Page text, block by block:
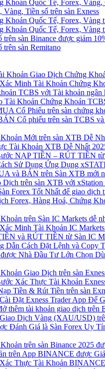
Khoán Quốc Tế, Forex, Vàng,
Tiền số trên sàn Exness
Khoán Quốc Tế, Forex, Vàng
Khoán Quốc Tế, Forex, Vàng
sàn Binance được giảm
trên sàn Remitano
Khoản Giao Dịch Chứng
Minh Tài Khoản Chứng
TCBS với Tài khoản ngân
Tài Khoản Chứng Khoán
Cổ Phiếu trên sàn chứng
Cổ phiếu trên sàn TCBS
Mới trên sàn XTB Dễ
Tài Khoản XTB Dễ Nhất
NẠP TIỀN – RÚT TIỀN
Sử Dụng Ứng Dụng
và BÁN trên Sàn XTB mới
Dịch trên sàn XTB với xStation
Forex Tốt Nhất để giao dịch
Forex, Hàng Hoá, Chứng
trên Sàn IC Markets dễ
Minh Tài Khoản IC
và RÚT TIỀN từ Sàn IC
Dẫn Cách Đặt Lệnh và Copy
Nhà Đầu Tư Lớn Chọn
Giao Dịch trên sàn
Xác Thực Tài Khoản
Tiền & Rút Tiền trên sàn
Đặt Exness Trader App Để
thêm tài khoản giao dịch trên
Dịch Vàng (XAU/USD)
Đánh Giá là Sàn Forex Uy
trên sàn Binance 2025
trên App BINANCE được
Thực Tài Khoản